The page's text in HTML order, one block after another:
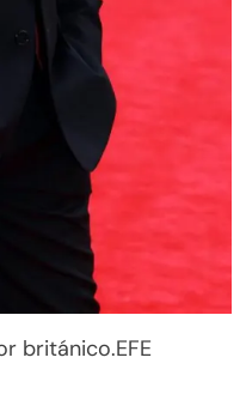
británico.EFE